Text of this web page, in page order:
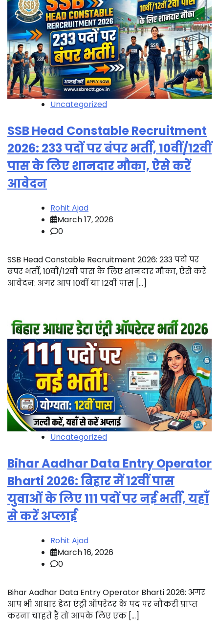
Uncategorized
SSB Head Constable Recruitment
2026: 233 पदों पर बंपर भर्ती, 10वीं/12वीं
पास के लिए शानदार मौका, ऐसे करें
आवेदन
Rohit Ajad
March 17, 2026
0
SSB Head Constable Recruitment 2026: 233 पदों पर
बंपर भर्ती, 10वीं/12वीं पास के लिए शानदार मौका, ऐसे करें
आवेदन: अगर आप 10वीं या 12वीं पास […]
Uncategorized
Bihar Aadhar Data Entry Operator
Bharti 2026: बिहार में 12वीं पास
युवाओं के लिए 111 पदों पर नई भर्ती, यहाँ
से करें अप्लाई
Rohit Ajad
March 16, 2026
0
Bihar Aadhar Data Entry Operator Bharti 2026: अगर
आप भी आधार डेटा एंट्री ऑपरेटर के पद पर नौकरी प्राप्त
करना चाहते हैं तो आपके लिए एक […]